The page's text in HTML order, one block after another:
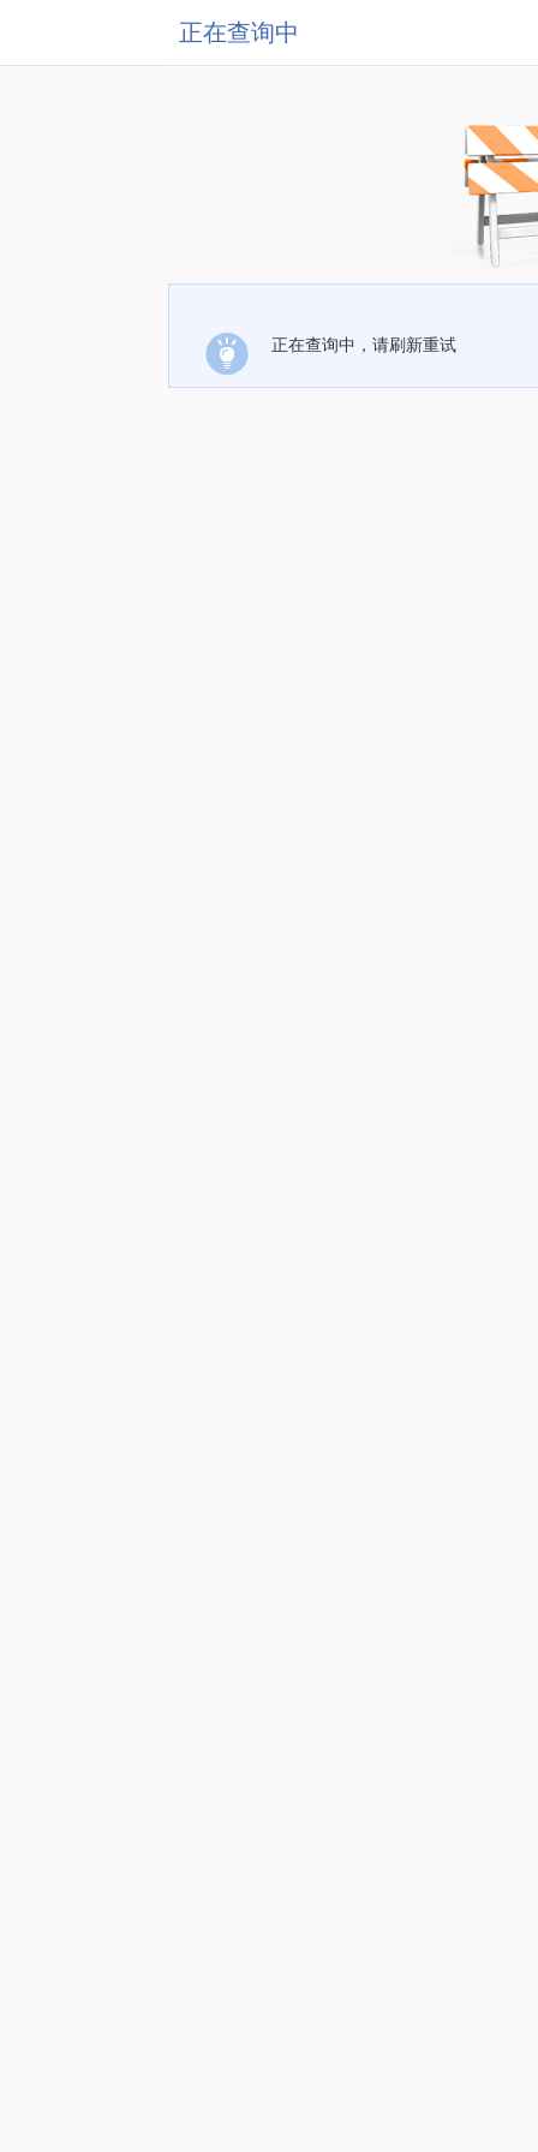
正在查询中
正在查询中，请刷新重试